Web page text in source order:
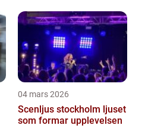
04 mars 2026
Scenljus stockholm ljuset
som formar upplevelsen